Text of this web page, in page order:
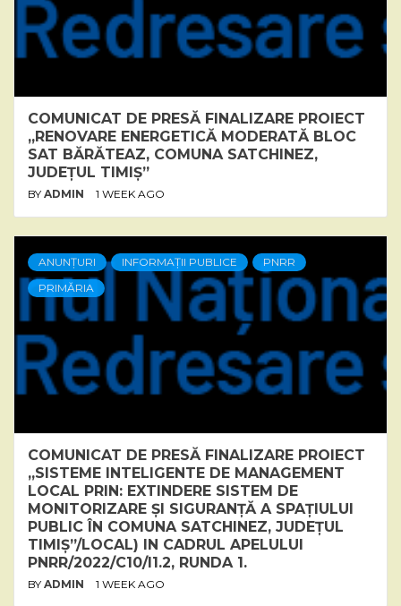
COMUNICAT DE PRESĂ FINALIZARE PROIECT
„RENOVARE ENERGETICĂ MODERATĂ BLOC
SAT BĂRĂTEAZ, COMUNA SATCHINEZ,
JUDEȚUL TIMIȘ”
BY ADMIN 1 WEEK AGO
ANUNȚURI INFORMAȚII PUBLICE
PNRR
PRIMĂRIA
COMUNICAT DE PRESĂ FINALIZARE PROIECT
„SISTEME INTELIGENTE DE MANAGEMENT
LOCAL PRIN: EXTINDERE SISTEM DE
MONITORIZARE ȘI SIGURANȚĂ A SPAȚIULUI
PUBLIC ÎN COMUNA SATCHINEZ, JUDEȚUL
TIMIȘ”/LOCAL) IN CADRUL APELULUI
PNRR/2022/C10/I1.2, RUNDA 1.
BY ADMIN 1 WEEK AGO